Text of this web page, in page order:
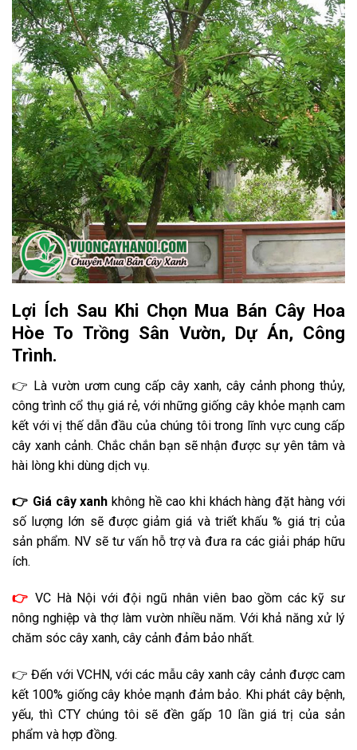
Lợi Ích Sau Khi Chọn Mua Bán Cây Hoa
Hòe To Trồng Sân Vườn, Dự Án, Công
Trình.
👉 Là vườn ươm cung cấp cây xanh, cây cảnh phong thủy,
công trình cổ thụ giá rẻ, với những giống cây khỏe mạnh cam
kết với vị thế dẫn đầu của chúng tôi trong lĩnh vực cung cấp
cây xanh cảnh. Chắc chắn bạn sẽ nhận được sự yên tâm và
hài lòng khi dùng dịch vụ.
👉 Giácây xanh không hề cao khi khách hàng đặt hàng với
số lượng lớn sẽ được giảm giá và triết khấu % giá trị của
sản phẩm. NV sẽ tư vấn hỗ trợ và đưa ra các giải pháp hữu
ích.
👉VC Hà Nội với đội ngũ nhân viên bao gồm các kỹ sư
nông nghiệp và thợ làm vườn nhiều năm. Với khả năng xử lý
chăm sóc cây xanh, cây cảnh đảm bảo nhất.
👉 Đến với VCHN, với các mẫu cây xanh cây cảnh được cam
kết 100% giống cây khỏe mạnh đảm bảo. Khi phát cây bệnh,
yếu, thì CTY chúng tôi sẽ đền gấp 10 lần giá trị của sản
phẩm và hợp đồng.